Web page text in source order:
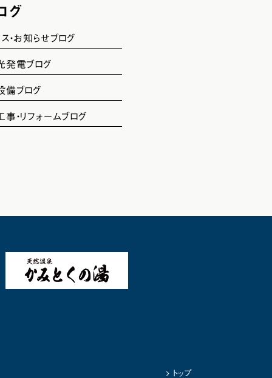
グ
・お知らせブログ
発電ブログ
備ブログ
・リフォームブログ
トップ